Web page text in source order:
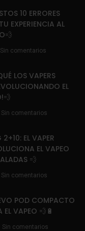
10 ERRORES
EXPERIENCIA AL
Sin comentarios
LOS VAPERS
EL
Sin comentarios
EL VAPER
EL VAPEO
💨
Sin comentarios
POD COMPACTO
VAPEO 💨🔋
Sin comentarios